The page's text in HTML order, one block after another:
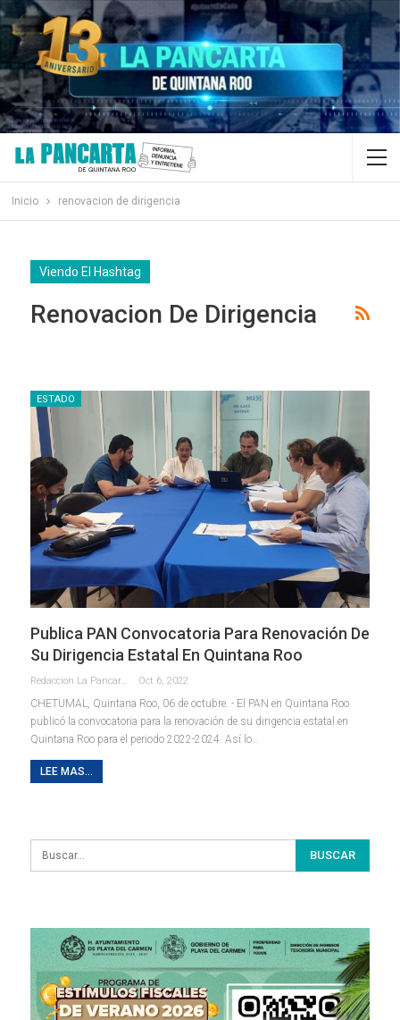
Inicio renovacion de dirigencia
Viendo El Hashtag
Renovacion De Dirigencia
ESTADO
Publica PAN Convocatoria Para Renovación De
Su Dirigencia Estatal En Quintana Roo
Redaccion La Pancarta De Quintana Roo Oct 6, 2022
CHETUMAL, Quintana Roo, 06 de octubre. - El PAN en Quintana Roo
publicó la convocatoria para la renovación de su dirigencia estatal en
Quintana Roo para el periodo 2022-2024. Así lo…
LEE MAS...